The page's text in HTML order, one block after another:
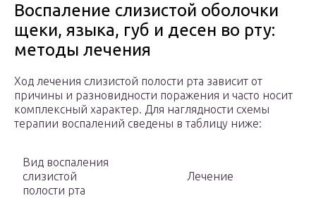
Воспаление слизистой оболочки
щеки, языка, губ и десен во рту:
методы лечения
Ход лечения слизистой полости рта зависит от
причины и разновидности поражения и часто носит
комплексный характер. Для наглядности схемы
терапии воспалений сведены в таблицу ниже:
Вид воспаления
слизистой
полости рта
Лечение